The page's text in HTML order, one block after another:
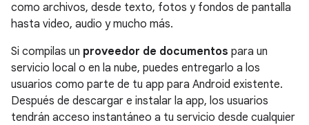
como archivos, desde texto, fotos y fondos de pantalla
hasta video, audio y mucho más.
Si compilas un proveedor de documentos para un
servicio local o en la nube, puedes entregarlo a los
usuarios como parte de tu app para Android existente.
Después de descargar e instalar la app, los usuarios
tendrán acceso instantáneo a tu servicio desde cualquier